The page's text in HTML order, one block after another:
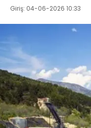
Giriş: 04-06-2026 10:33